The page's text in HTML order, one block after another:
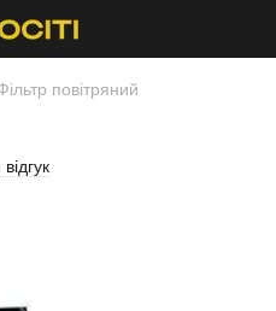
повітряний